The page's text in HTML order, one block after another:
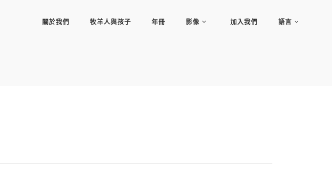
關於我們 牧羊人與孩子 年冊 影像 加入我們 語言